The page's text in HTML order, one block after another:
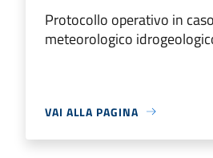
Protocollo operativo in
meteorologico
VAI ALLA PAGINA